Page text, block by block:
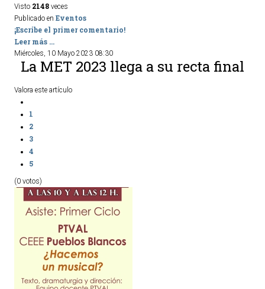
Visto 2148 veces
Publicado en Eventos
¡Escribe el primer comentario!
Leer más ...
Miércoles, 10 Mayo 2023 08:30
La MET 2023 llega a su recta final
Valora este artículo
1
2
3
4
5
(0 votos)